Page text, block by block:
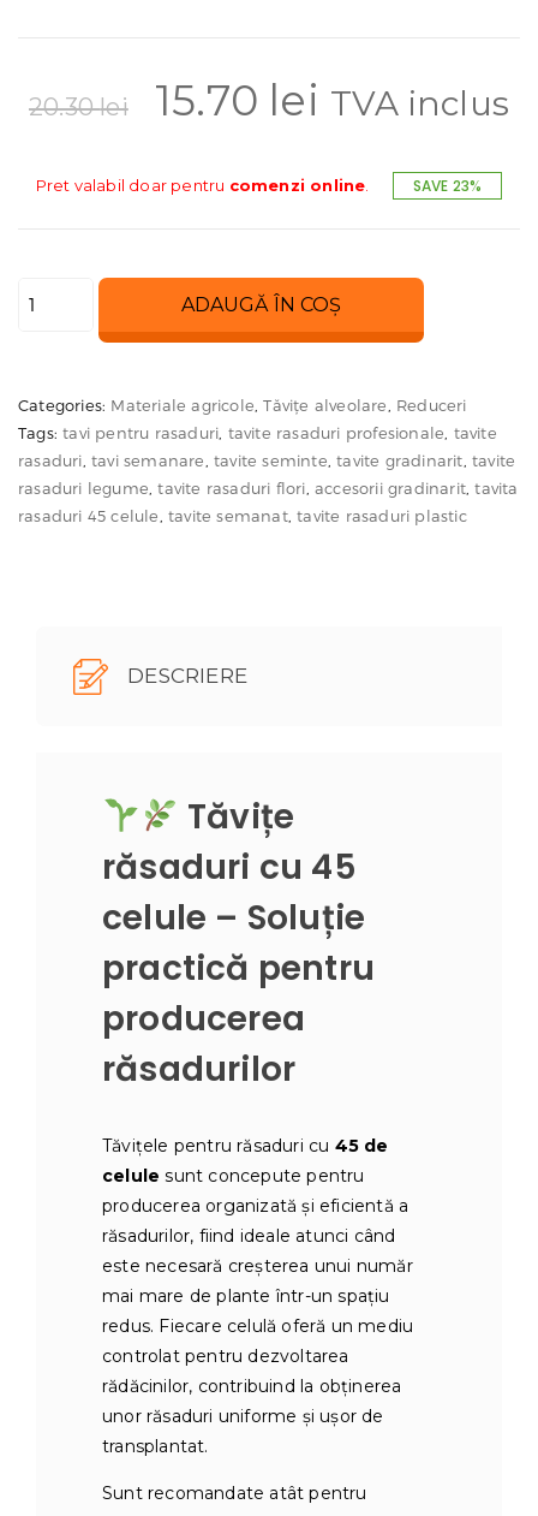
20.30lei
Prețul
inițial
fost:
20.30 lei.
15.70 lei Prețul
curent
15.70 lei.
TVA inclus
Pret valabil doar pentru comenzi online SAVE 23%
Cantitate
celule
SET
10
bucăți
ADAUGĂ ÎN COȘ
Categories: Materiale agricole ,Tăvițe alveolare
Reduceri
Tags:tavi pentru rasaduri tavite rasaduri profesionale tavite
rasaduri ,tavi semanare ,tavite seminte ,tavite gradinarit ,tavite
rasaduri legume ,tavite rasaduri flori ,accesorii gradinarit ,tavita
rasaduri 45 celule ,tavite semanat,tavite rasaduri plastic
DESCRIERE
Tăvițe
răsaduri cu 45
celule – Soluție
practică pentru
producerea
răsadurilor
Tăvițele pentru răsaduri cu 45 de
celule sunt concepute pentru
producerea organizată și eficientă a
răsadurilor, fiind ideale atunci când
este necesară creșterea unui număr
mai mare de plante într-un spațiu
redus. Fiecare celulă oferă un mediu
controlat pentru dezvoltarea
rădăcinilor, contribuind la obținerea
unor răsaduri uniforme și ușor de
transplantat.
Sunt recomandate atât pentru